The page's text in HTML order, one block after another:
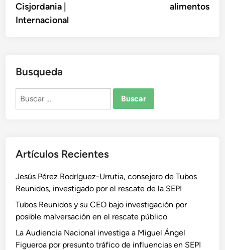
Cisjordania |
Internacional
alimentos
Busqueda
Buscar:
Artículos Recientes
Jesús Pérez Rodríguez-Urrutia, consejero de Tubos
Reunidos, investigado por el rescate de la SEPI
Tubos Reunidos y su CEO bajo investigación por
posible malversación en el rescate público
La Audiencia Nacional investiga a Miguel Ángel
Figueroa por presunto tráfico de influencias en SEPI